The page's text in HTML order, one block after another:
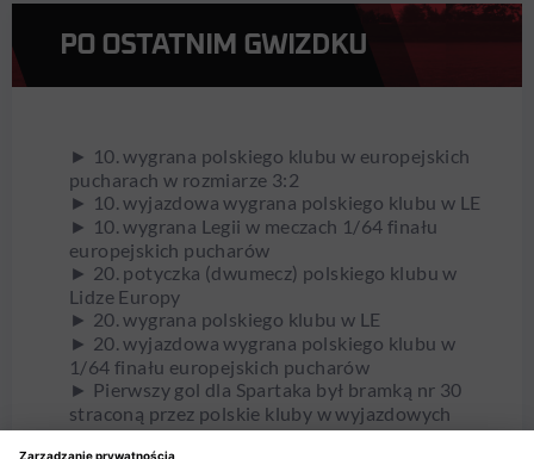
PO OSTATNIM GWIZDKU
► 10. wygrana polskiego klubu w europejskich
pucharach w rozmiarze 3:2
► 10. wyjazdowa wygrana polskiego klubu w LE
► 10. wygrana Legii w meczach 1/64 finału
europejskich pucharów
► 20. potyczka (dwumecz) polskiego klubu w
Lidze Europy
► 20. wygrana polskiego klubu w LE
► 20. wyjazdowa wygrana polskiego klubu w
1/64 finału europejskich pucharów
► Pierwszy gol dla Spartaka był bramką nr 30
straconą przez polskie kluby w wyjazdowych
meczach LE